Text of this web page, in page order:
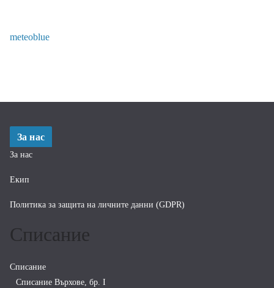
meteoblue
За нас
За нас
Екип
Политика за защита на личните данни (GDPR)
Списание
Списание
Списание Върхове, бр. I